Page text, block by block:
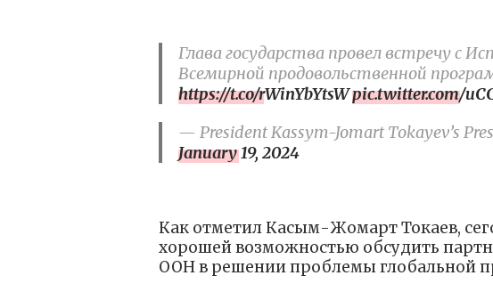
Глава государства провел встречу с
Всемирной продовольственной
https://t.co/rWinYbYtsWpic.twitter.com/
— President Kassym-Jomart Tokayev’s
January 19, 2024
Как отметил Касым-Жомарт Токаев,
хорошей возможностью обсудить
ООН в решении проблемы глобальной